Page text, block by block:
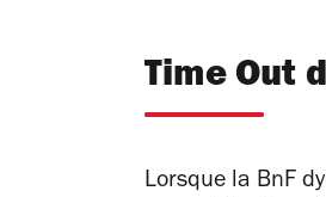
Time Out
Lorsque la BnF